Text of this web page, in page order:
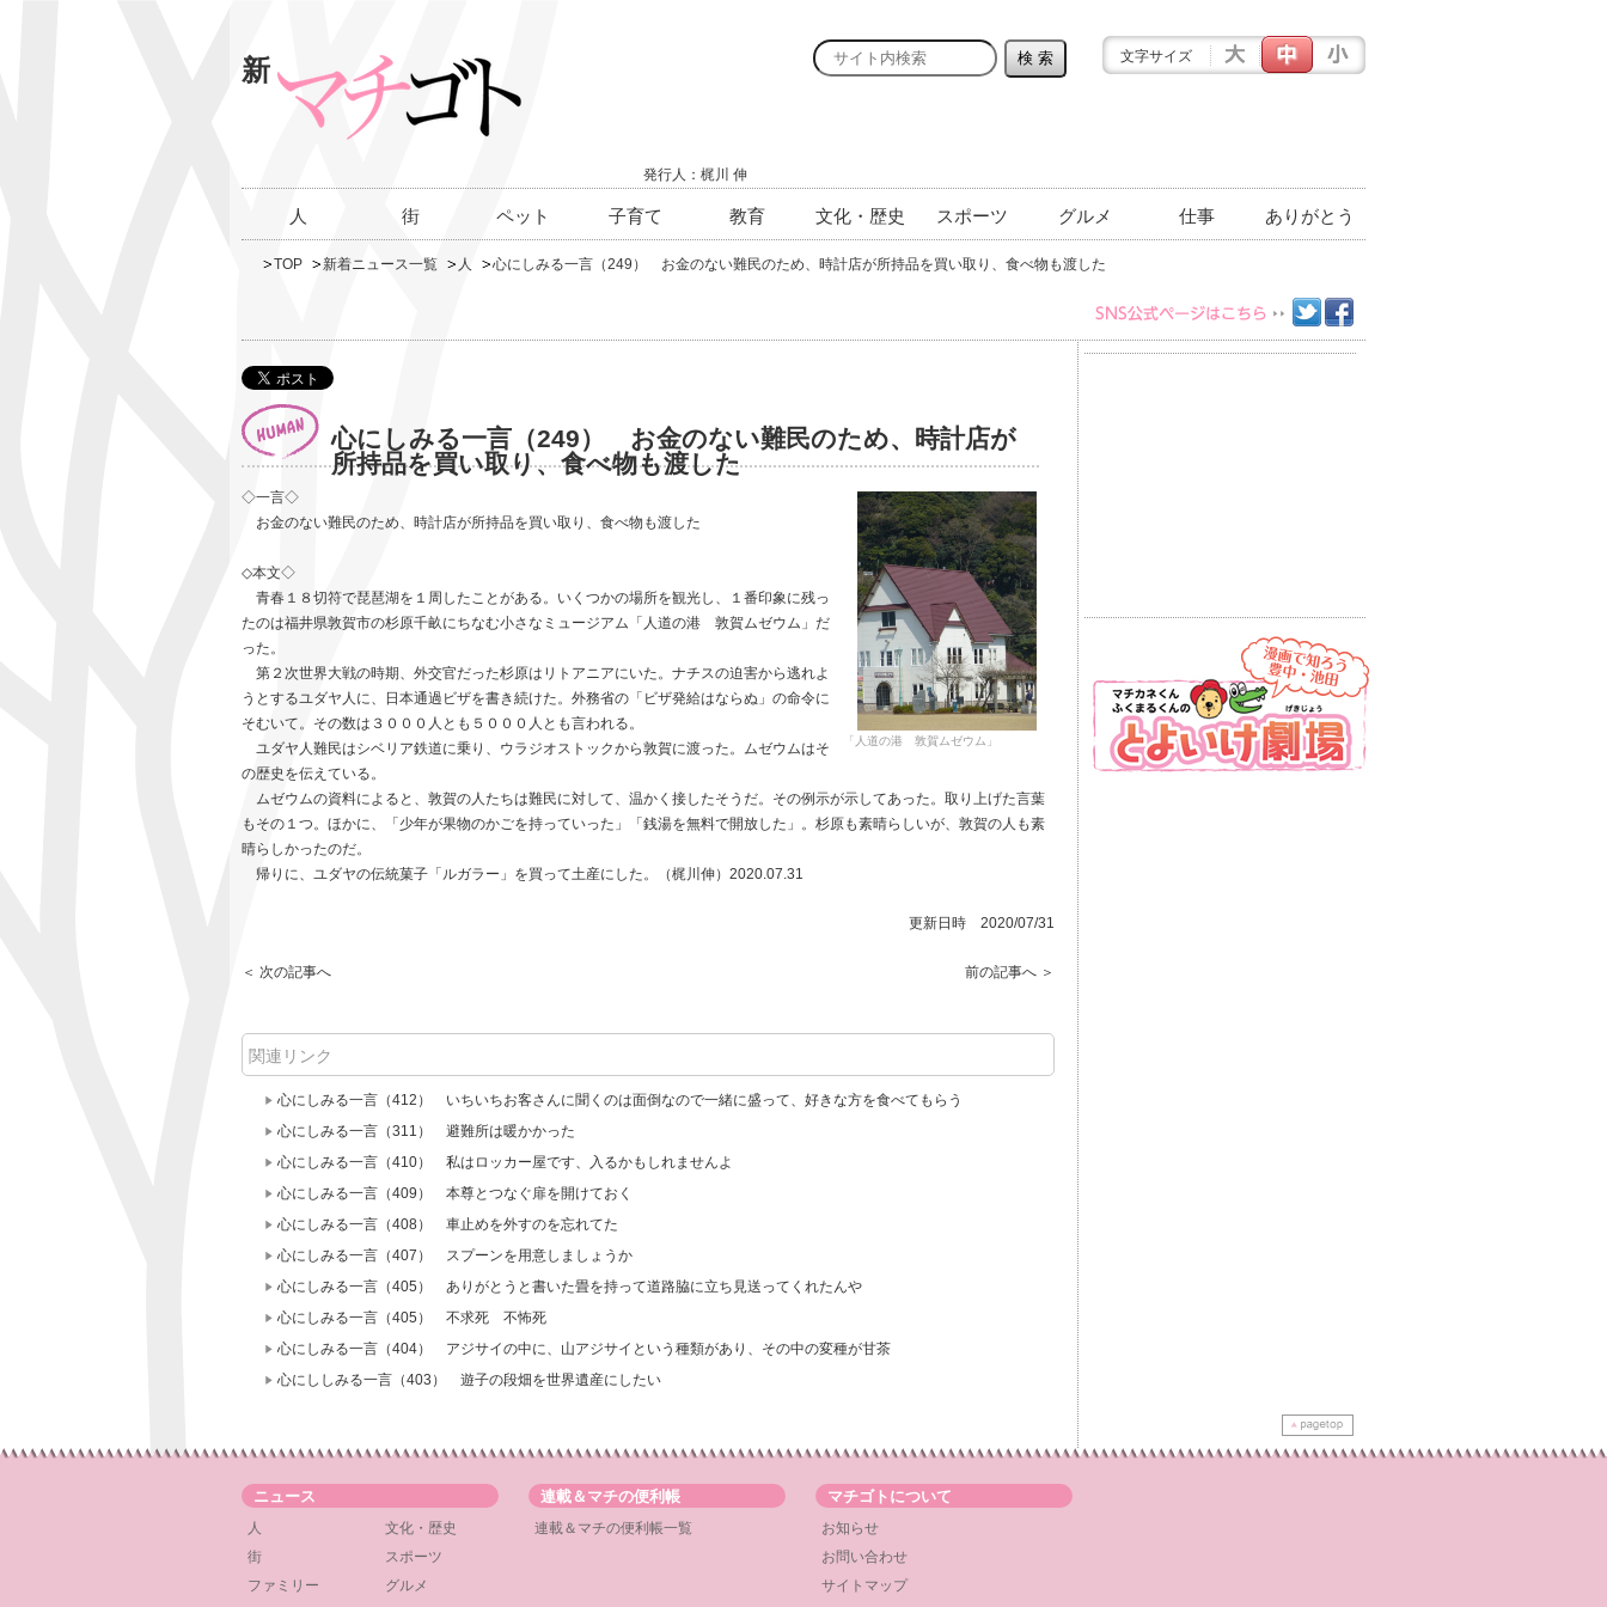
新
発行人：梶川 伸
文字サイズ
人 街 ペット 子育て 教育 文化・歴史 スポーツ グルメ 仕事 ありがとう
TOP 新着ニュース一覧 人 心にしみる一言（249） お金のない難民のため、時計店が所持品を買い取り、食べ物も渡した
心にしみる一言（249） お金のない難民のため、時計店が
所持品を買い取り、食べ物も渡した
「人道の港 敦賀ムゼウム」
◇一言◇
お金のない難民のため、時計店が所持品を買い取り、食べ物も渡した
◇本文◇
青春１８切符で琵琶湖を１周したことがある。いくつかの場所を観光し、１番印象に残っ
たのは福井県敦賀市の杉原千畝にちなむ小さなミュージアム「人道の港 敦賀ムゼウム」だ
った。
第２次世界大戦の時期、外交官だった杉原はリトアニアにいた。ナチスの迫害から逃れよ
うとするユダヤ人に、日本通過ビザを書き続けた。外務省の「ビザ発給はならぬ」の命令に
そむいて。その数は３０００人とも５０００人とも言われる。
ユダヤ人難民はシベリア鉄道に乗り、ウラジオストックから敦賀に渡った。ムゼウムはそ
の歴史を伝えている。
ムゼウムの資料によると、敦賀の人たちは難民に対して、温かく接したそうだ。その例示が示してあった。取り上げた言葉
もその１つ。ほかに、「少年が果物のかごを持っていった」「銭湯を無料で開放した」。杉原も素晴らしいが、敦賀の人も素
晴らしかったのだ。
帰りに、ユダヤの伝統菓子「ルガラー」を買って土産にした。（梶川伸）2020.07.31
更新日時 2020/07/31
前の記事へ ＞
＜ 次の記事へ
関連リンク
心にしみる一言（412） いちいちお客さんに聞くのは面倒なので一緒に盛って、好きな方を食べてもらう
心にしみる一言（311） 避難所は暖かかった
心にしみる一言（410） 私はロッカー屋です、入るかもしれませんよ
心にしみる一言（409） 本尊とつなぐ扉を開けておく
心にしみる一言（408） 車止めを外すのを忘れてた
心にしみる一言（407） スプーンを用意しましょうか
心にしみる一言（405） ありがとうと書いた畳を持って道路脇に立ち見送ってくれたんや
心にしみる一言（405） 不求死 不怖死
心にしみる一言（404） アジサイの中に、山アジサイという種類があり、その中の変種が甘茶
心にししみる一言（403） 遊子の段畑を世界遺産にしたい
ニュース
人
文化・歴史
街
スポーツ
ファミリー
グルメ
連載＆マチの便利帳
連載＆マチの便利帳一覧
マチゴトについて
お知らせ
お問い合わせ
サイトマップ